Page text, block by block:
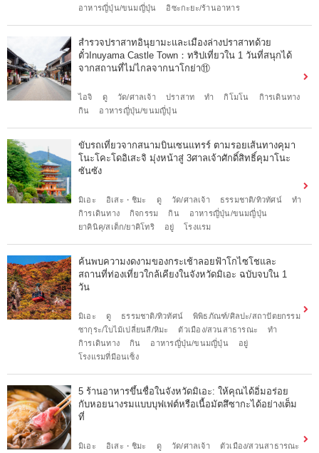
อาหารญี่ปุ่น/ขนมญี่ปุ่น
อิซะกะยะ/ร้านอาหาร
สำรวจปราสาทอินุยามะและเมืองล่างปราสาทด้วย
ตั๋วInuyama Castle Town：ทริปเที่ยวใน 1 วันที่สนุกได้
จากสถานที่ไม่ไกลจากนาโกย่า⑪
ไอจิ ดู วัด/ศาลเจ้า ปราสาท ทำ กิโมโน
กิารเดินทาง
กิน
อาหารญี่ปุ่น/ขนมญี่ปุ่น
ขับรถเที่ยวจากสนามบินเซนแทรร์ ตามรอยเส้นทางคุมา
โนะโคะโดอิเสะจิ มุ่งหน้าสู่ 3ศาลเจ้าศักดิ์สิทธิ์คุมาโนะ
ซันซัง
มิเอะ อิเสะ・ชิมะ ดู วัด/ศาลเจ้า ธรรมชาติ/ทิวทัศน์
ทำ
กิารเดินทาง
กิจกรรม กิน
อาหารญี่ปุ่น/ขนมญี่ปุ่น
ยาคินิคุ/สเต็ก/ยาคิโทริ
อยู่ โรงแรม
ค้นพบความงดงามของกระเช้าลอยฟ้าโกไซโชและ
สถานที่ท่องเที่ยวใกล้เคียงในจังหวัดมิเอะ ฉบับจบใน 1
วัน
มิเอะ ดู ธรรมชาติ/ทิวทัศน์
พิพิธภัณฑ์/ศิลปะ/สถาปัตยกรรม
ซากุระ/ใบไม้เปลี่ยนสี/หิมะ
ตัวเมือง/สวนสาธารณะ
ทำ
กิารเดินทาง
กิน อาหารญี่ปุ่น/ขนมญี่ปุ่น
อยู่
โรงแรมที่มีอนเซ็ง
5 ร้านอาหารขึ้นชื่อในจังหวัดมิเอะ: ให้คุณได้อิ่มอร่อย
กับหอยนางรมแบบบุฟเฟต์หรือเนื้อมัตสึซากะได้อย่างเต็ม
ที่
มิเอะ อิเสะ・ชิมะ ดู วัด/ศาลเจ้า
ตัวเมือง/สวนสาธารณะ